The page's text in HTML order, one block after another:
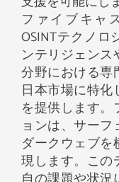
ファイブキャ
OSINTテクノロ
ンテリジェンス
分野における専
日本市場に特
を提供します
ョンは、サーフ
ダークウェブ
現します。この